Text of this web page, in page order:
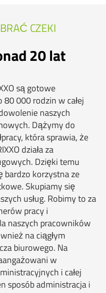
CZEKI
20 lat
są gotowe
80 000 rodzin w całej
naszych
Dążymy do
która sprawia, że
działa za
Dzięki temu
bardzo korzystna ze
Skupiamy się
usług. Robimy to za
pracy i
naszych pracowników
na ciągłym
biurowego. Na
w
i całej
sposób administracja i